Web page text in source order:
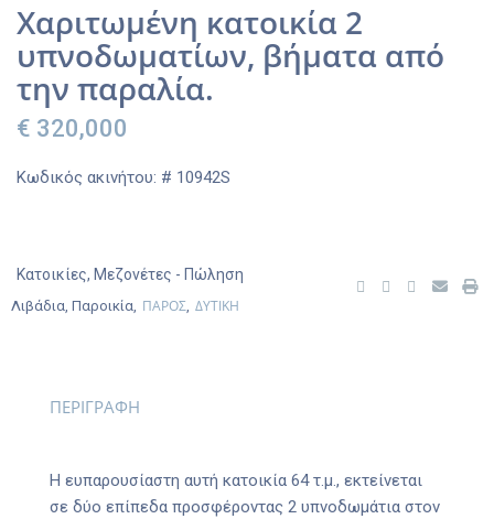
Χαριτωμένη κατοικία 2
υπνοδωματίων, βήματα από
την παραλία.
€ 320,000
Κωδικός ακινήτου: # 10942S
Κατοικίες, Μεζονέτες - Πώληση
Λιβάδια, Παροικία, ΠΑΡΟΣ ΔΥΤΙΚΗ
ΠΕΡΙΓΡΑΦΗ
Η ευπαρουσίαστη αυτή κατοικία 64 τ.μ., εκτείνεται
σε δύο επίπεδα προσφέροντας 2 υπνοδωμάτια στον